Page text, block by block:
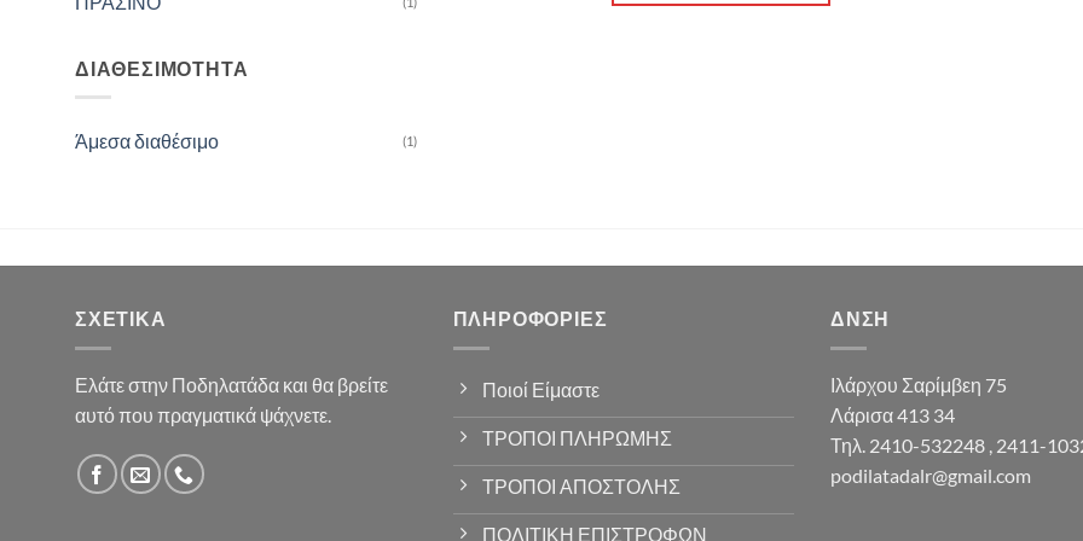
ΔΙΑΘΕΣΙΜΌΤΗΤΑ
Άμεσα διαθέσιμο (1)
ΣΧΕΤΙΚΆ
Ελάτε στην Ποδηλατάδα και θα βρείτε
αυτό που πραγματικά ψάχνετε.
ΠΛΗΡΟΦΟΡΊΕΣ
Ποιοί Είμαστε
ΤΡΟΠΟΙ ΠΛΗΡΩΜΗΣ
ΤΡΟΠΟΙ ΑΠΟΣΤΟΛΗΣ
ΠΟΛΙΤΙΚΗ ΕΠΙΣΤΡΟΦΩΝ
ΔΝΣΗ
Ιλάρχου Σαρίμβεη 75
Λάρισα 413 34
Τηλ. 2410-532248 , 2411-
podilatadalr@gmail.com